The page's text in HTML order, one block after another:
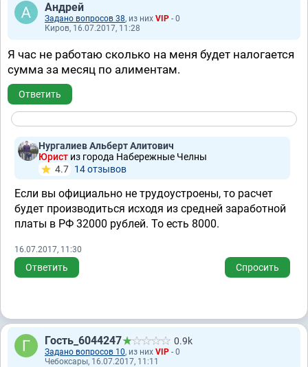
Андрей
Задано вопросов 38, из них VIP - 0
Киров, 16.07.2017, 11:28
Я час не работаю сколько на меня будет налогается
сумма за месяц по алиментам.
Ответить
Нургалиев Альберт Алитович
Юрист из города Набережные Челны
4.7 14 отзывов
Если вы официально не трудоустроены, то расчет
будет производиться исходя из средней заработной
платы в РФ 32000 рублей. То есть 8000.
16.07.2017, 11:30
Ответить Спросить
Гость_6044247 0.9k
Задано вопросов 10, из них VIP - 0
Чебоксары, 16.07.2017, 11:11